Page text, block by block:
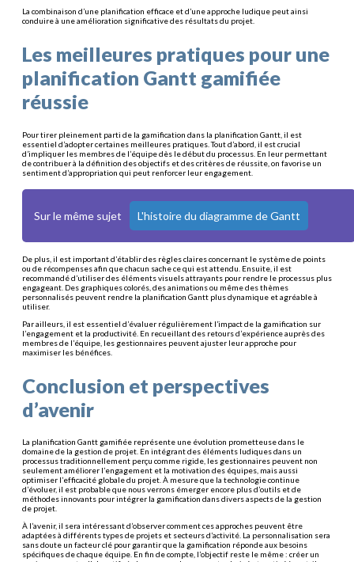
La combinaison d’une planification efficace et d’une approche ludique peut ainsi
conduire à une amélioration significative des résultats du projet.
Les meilleures pratiques pour une
planification Gantt gamifiée
réussie
Pour tirer pleinement parti de la gamification dans la planification Gantt, il est
essentiel d’adopter certaines meilleures pratiques. Tout d’abord, il est crucial
d’impliquer les membres de l’équipe dès le début du processus. En leur permettant
de contribuer à la définition des objectifs et des critères de réussite, on favorise un
sentiment d’appropriation qui peut renforcer leur engagement.
Sur le même sujet L'histoire du diagramme de Gantt
De plus, il est important d’établir des règles claires concernant le système de points
ou de récompenses afin que chacun sache ce qui est attendu. Ensuite, il est
recommandé d’utiliser des éléments visuels attrayants pour rendre le processus plus
engageant. Des graphiques colorés, des animations ou même des thèmes
personnalisés peuvent rendre la planification Gantt plus dynamique et agréable à
utiliser.
Par ailleurs, il est essentiel d’évaluer régulièrement l’impact de la gamification sur
l’engagement et la productivité. En recueillant des retours d’expérience auprès des
membres de l’équipe, les gestionnaires peuvent ajuster leur approche pour
maximiser les bénéfices.
Conclusion et perspectives
d’avenir
La planification Gantt gamifiée représente une évolution prometteuse dans le
domaine de la gestion de projet. En intégrant des éléments ludiques dans un
processus traditionnellement perçu comme rigide, les gestionnaires peuvent non
seulement améliorer l’engagement et la motivation des équipes, mais aussi
optimiser l’efficacité globale du projet. À mesure que la technologie continue
d’évoluer, il est probable que nous verrons émerger encore plus d’outils et de
méthodes innovants pour intégrer la gamification dans divers aspects de la gestion
de projet.
À l’avenir, il sera intéressant d’observer comment ces approches peuvent être
adaptées à différents types de projets et secteurs d’activité. La personnalisation sera
sans doute un facteur clé pour garantir que la gamification réponde aux besoins
spécifiques de chaque équipe. En fin de compte, l’objectif reste le même : créer un